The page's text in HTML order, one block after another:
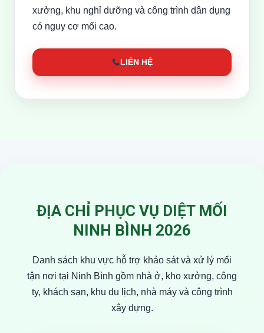
xưởng, khu nghỉ dưỡng và công trình dân dụng
có nguy cơ mối cao.
LIÊN HỆ
ĐỊA CHỈ PHỤC VỤ DIỆT MỐI
NINH BÌNH 2026
Danh sách khu vực hỗ trợ khảo sát và xử lý mối
tận nơi tại Ninh Bình gồm nhà ở, kho xưởng, công
ty, khách sạn, khu du lịch, nhà máy và công trình
xây dựng.